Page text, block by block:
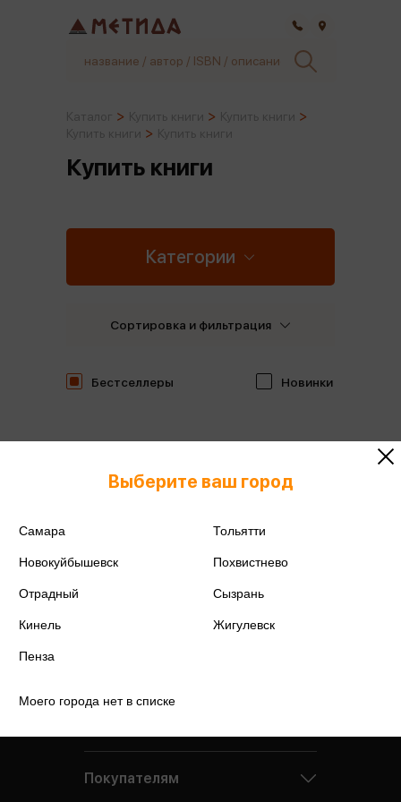
Купить книги
Категории
Бестселлеры Новинки
Сортировка и фильтрация
Выберите ваш город
Самара Тольятти
Новокуйбышевск Похвистнево
Отрадный Сызрань
Кинель Жигулевск
Пенза
Моего города нет в списке
Покупателям